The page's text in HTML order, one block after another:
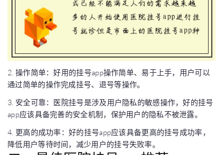
2. 操作简单：好用的挂号app操作简单、易于上手，用户可以
通过简单的操作完成挂号、退号等操作。
3. 安全可靠：医院挂号是涉及用户隐私的敏感操作，好的挂号
app应该具备完善的安全机制，保护用户的隐私不被泄露。
4. 更高的成功率：好的挂号app应该具备更高的挂号成功率，
降低用户等待时间，减少用户的挂号失败率。